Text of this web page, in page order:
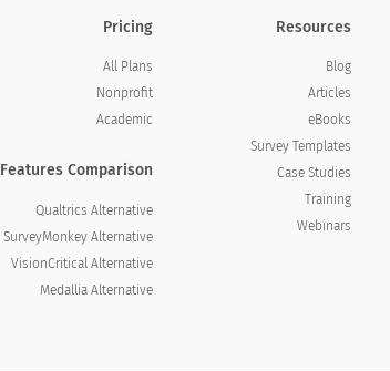
Resources
Blog
Articles
eBooks
Survey Templates
Case Studies
Training
Webinars
Pricing
All Plans
Nonprofit
Academic
Features Comparison
Qualtrics Alternative
SurveyMonkey Alternative
VisionCritical Alternative
Medallia Alternative